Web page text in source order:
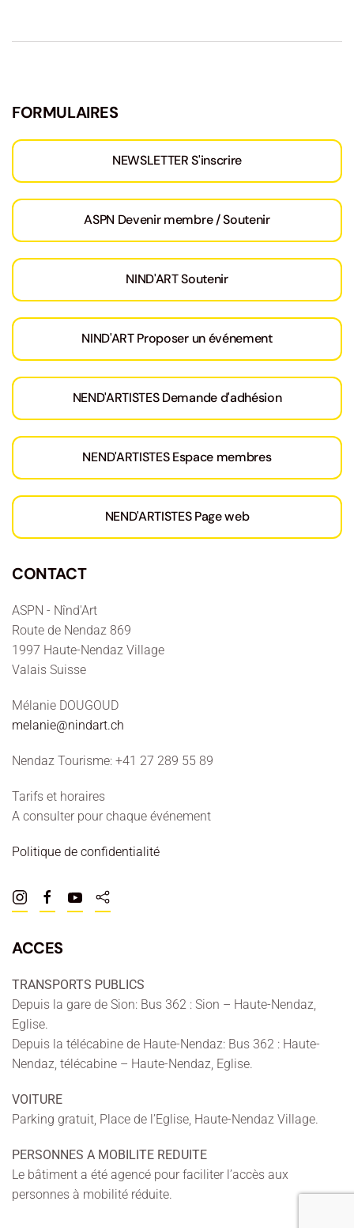
FORMULAIRES
NEWSLETTER S'inscrire
ASPN Devenir membre / Soutenir
NIND'ART Soutenir
NIND'ART Proposer un événement
NEND'ARTISTES Demande d'adhésion
NEND'ARTISTES Espace membres
NEND'ARTISTES Page web
CONTACT
ASPN - Nînd'Art
Route de Nendaz 869
1997 Haute-Nendaz Village
Valais Suisse
Mélanie DOUGOUD
melanie@nindart.ch
Nendaz Tourisme: +41 27 289 55 89
Tarifs et horaires
A consulter pour chaque événement
Politique de confidentialité
ACCES
TRANSPORTS PUBLICS
Depuis la gare de Sion: Bus 362 : Sion – Haute-Nendaz,
Eglise.
Depuis la télécabine de Haute-Nendaz: Bus 362 : Haute-
Nendaz, télécabine – Haute-Nendaz, Eglise.
VOITURE
Parking gratuit, Place de l’Eglise, Haute-Nendaz Village.
PERSONNES A MOBILITE REDUITE
Le bâtiment a été agencé pour faciliter l’accès aux
personnes à mobilité réduite.